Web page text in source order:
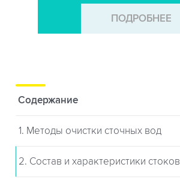
ПОДРОБНЕЕ
Содержание
1. Методы очистки сточных вод
2. Состав и характеристики стоков